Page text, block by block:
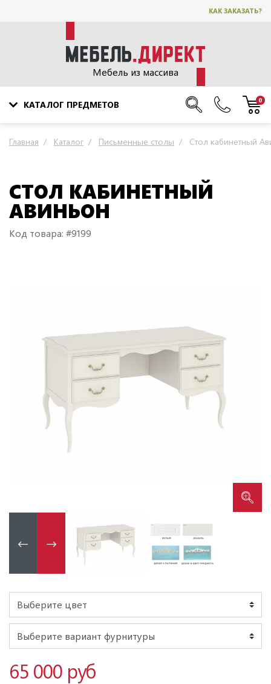
КАК ЗАКАЗАТЬ?
Мебель из массива
КАТАЛОГ ПРЕДМЕТОВ 0
Главная Каталог Письменные столы Стол кабинетный
СТОЛ КАБИНЕТНЫЙ
АВИНЬОН
Код товара: #9199
65 000 руб